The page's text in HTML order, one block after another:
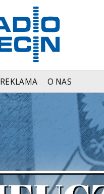
REKLAMA O NAS